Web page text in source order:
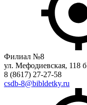
Филиал №8
ул. Мефодиевская, 118 б
8 (8617) 27-27-58
csdb-8@bibldetky.ru